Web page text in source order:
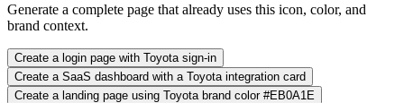
Generate a complete page that already uses this icon, color, and
brand context.
Create a login page with Toyota sign-in
Create a SaaS dashboard with a Toyota integration card
Create a landing page using Toyota brand color #EB0A1E